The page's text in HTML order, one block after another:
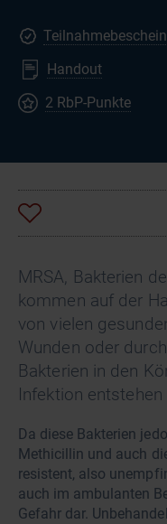
Handout
2 RbP-Punkte
MRSA, Bakterien
kommen auf der
von vielen
Wunden oder
Bakterien in den
Infektion entstehen
Da diese Bakterien
Methicillin und auch
resistent, also
auch im ambulanten
Gefahr dar.